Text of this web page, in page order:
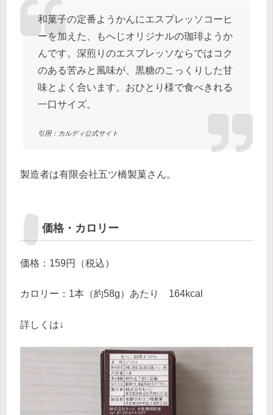
和菓子の定番ようかんにエスプレッソコーヒ
ーを加えた、もへじオリジナルの珈琲ようか
んです。深煎りのエスプレッソならではコク
のある苦みと風味が、黒糖のこっくりした甘
味とよく合います。おひとり様で食べきれる
一口サイズ。
引用：カルディ公式サイト
製造者は有限会社五ツ橋製菓さん。
価格・カロリー
価格：159円（税込）
カロリー：1本（約58g）あたり 164kcal
詳しくは↓